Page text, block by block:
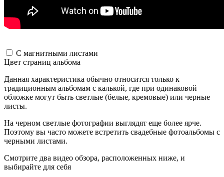
С магнитными листами
Цвет страниц альбома
Данная характеристика обычно относится только к
традиционным альбомам с калькой, где при одинаковой
обложке могут быть светлые (белые, кремовые) или черные
листы.
На черном светлые фотографии выглядят еще более ярче.
Поэтому вы часто можете встретить свадебные фотоальбомы с
черными листами.
Смотрите два видео обзора, расположенных ниже, и
выбирайте для себя